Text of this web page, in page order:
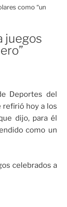
como “un
juegos
Deportes del
hoy a los
dijo, para él
como un
celebrados a